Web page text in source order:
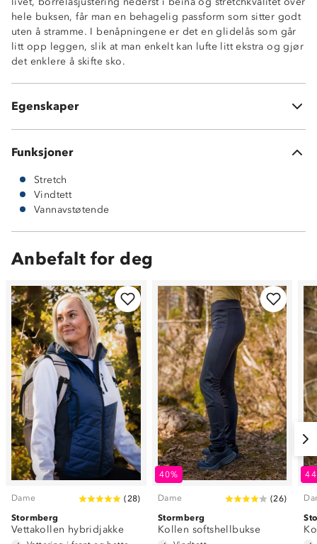
hele buksen, får man en behagelig passform som sitter godt
uten å stramme. I benåpningene er det en glidelås som går
litt opp leggen, slik at man enkelt kan lufte litt ekstra og gjør
det enklere å skifte sko.
Egenskaper
Lett vannavstøtende
Vindtett
Børstet innside
To glidelåslommer
Snøring på innsiden av livet
Stretchkvalitet på baksiden, 86% polyester, 14% elastan
Funksjoner
Stretch
Vindtett
Vannavstøtende
Anbefalt for deg
Dame ( 28)
Stormberg
Vettakollen hybridjakke
40%
Dame (26)
Stormberg
Kollen softshellbukse